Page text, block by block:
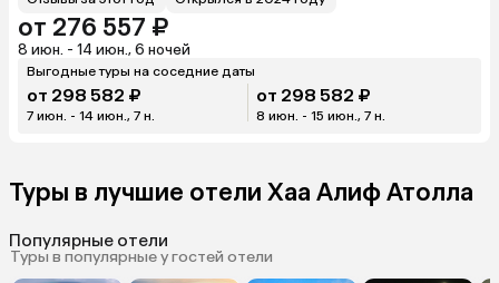
от 276 557 ₽
8 июн. - 14 июн., 6 ночей
Выгодные туры на соседние даты
от 298 582 ₽
7 июн. - 14 июн., 7 н.
от 298 582 ₽
8 июн. - 15 июн., 7 н.
Туры в лучшие отели Хаа Алиф Атолла
Популярные отели
Туры в популярные у гостей отели